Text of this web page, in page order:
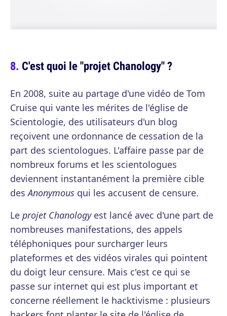
C'est quoi le "projet Chanology" ?
En 2008, suite au partage d'une vidéo de Tom
Cruise qui vante les mérites de l'église de
Scientologie, des utilisateurs d'un blog
reçoivent une ordonnance de cessation de la
part des scientologues. L'affaire passe par de
nombreux forums et les scientologues
deviennent instantanément la première cible
desAnonymous qui les accusent de censure.
Le projet Chanologyest lancé avec d'une part de
nombreuses manifestations, des appels
téléphoniques pour surcharger leurs
plateformes et des vidéos virales qui pointent
du doigt leur censure. Mais c'est ce qui se
passe sur internet qui est plus important et
concerne réellement le hacktivisme : plusieurs